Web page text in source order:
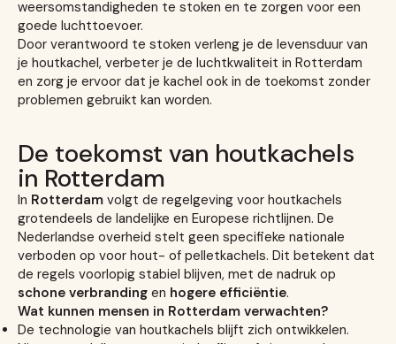
weersomstandigheden te stoken en te zorgen voor een
goede luchttoevoer.
Door verantwoord te stoken verleng je de levensduur van
je houtkachel, verbeter je de luchtkwaliteit in Rotterdam
en zorg je ervoor dat je kachel ook in de toekomst zonder
problemen gebruikt kan worden.
De toekomst van houtkachels
in Rotterdam
In Rotterdam volgt de regelgeving voor houtkachels
grotendeels de landelijke en Europese richtlijnen. De
Nederlandse overheid stelt geen specifieke nationale
verboden op voor hout- of pelletkachels. Dit betekent dat
de regels voorlopig stabiel blijven, met de nadruk op
schone verbranding en hogere efficiëntie.
Wat kunnen mensen in Rotterdam verwachten?
De technologie van houtkachels blijft zich ontwikkelen.